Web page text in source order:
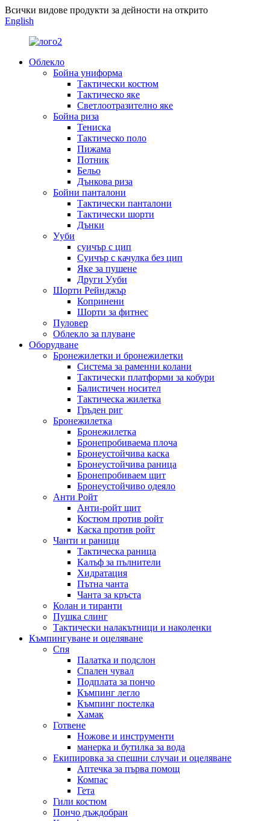
Всички видове продукти за дейности на открито
English
Облекло
Бойна униформа
Тактически костюм
Тактическо яке
Светлоотразително яке
Бойна риза
Тениска
Тактическо поло
Пижама
Потник
Бельо
Дънкова риза
Бойни панталони
Тактически панталони
Тактически шорти
Дънки
Ууби
суичър с цип
Суичър с качулка без цип
Яке за пушене
Други Ууби
Шорти Рейнджър
Копринени
Шорти за фитнес
Пуловер
Облекло за плуване
Оборудване
Бронежилетки и бронежилетки
Система за раменни колани
Тактически платформи за кобури
Балистичен носител
Тактическа жилетка
Гръден риг
Бронежилетка
Бронежилетка
Бронепробиваема плоча
Бронеустойчива каска
Бронеустойчива раница
Бронепробиваем щит
Бронеустойчиво одеяло
Анти Ройт
Анти-ройт щит
Костюм против ройт
Каска против ройт
Чанти и раници
Тактическа раница
Калъф за пълнители
Хидратация
Пътна чанта
Чанта за кръста
Колан и тиранти
Пушка слинг
Тактически налакътници и наколенки
Къмпингуване и оцеляване
Спя
Палатка и подслон
Спален чувал
Подплата за пончо
Къмпинг легло
Къмпинг постелка
Хамак
Готвене
Ножове и инструменти
манерка и бутилка за вода
Екипировка за спешни случаи и оцеляване
Аптечка за първа помощ
Компас
Гета
Гили костюм
Пончо дъждобран